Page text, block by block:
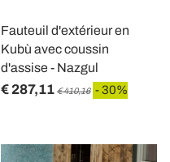
Fauteuil d'extérieur en
Kubù avec coussin
d'assise - Nazgul
€ 287,11 € 410,16 - 30%